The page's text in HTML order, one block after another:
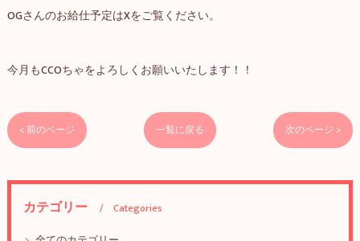
OGさんのお給仕予定はXをご覧ください。
今月もCCOちゃをよろしくお願いいたします！！
< 前のページ 一覧に戻る 次のページ >
カテゴリー
Categories